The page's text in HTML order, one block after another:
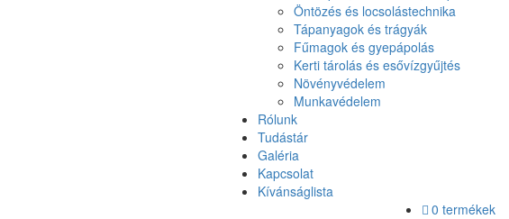
Öntözés és locsolástechnika
Tápanyagok és trágyák
Fűmagok és gyepápolás
Kerti tárolás és esővízgyűjtés
Növényvédelem
Munkavédelem
Rólunk
Tudástár
Galéria
Kapcsolat
Kívánságlista
0 termékek